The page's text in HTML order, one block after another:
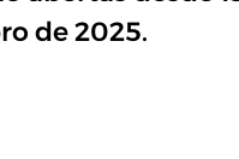
de 2025.